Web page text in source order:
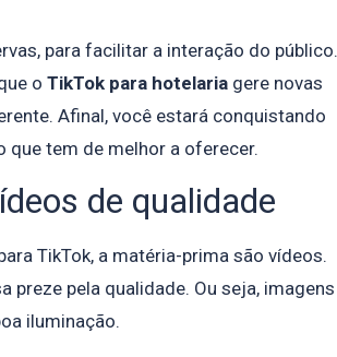
para facilitar a interação do público.
o TikTok para hotelaria gere novas
Afinal, você estará conquistando
que tem de melhor a oferecer.
de qualidade
TikTok, a matéria-prima são vídeos.
preze pela qualidade. Ou seja, imagens
iluminação.